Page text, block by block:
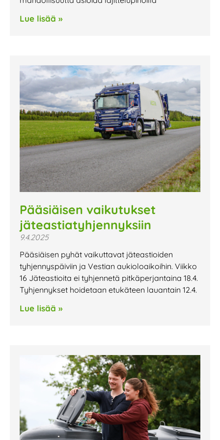
Lue lisää »
Pääsiäisen vaikutukset
jäteastiatyhjennyksiin
9.4.2025
Pääsiäisen pyhät vaikuttavat jäteastioiden
tyhjennyspäiviin ja Vestian aukioloaikoihin. Viikko
16 Jäteastioita ei tyhjennetä pitkäperjantaina 18.4.
Tyhjennykset hoidetaan etukäteen lauantain 12.4.
Lue lisää »